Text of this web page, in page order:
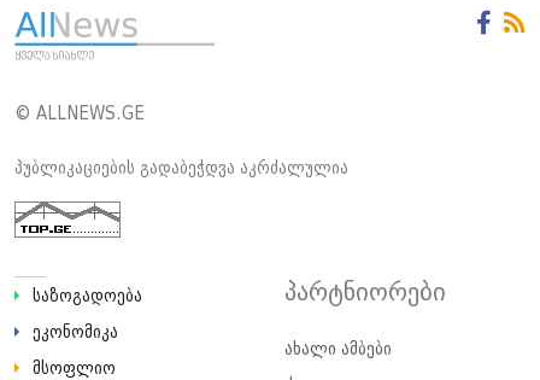
© ALLNEWS.GE
პუბლიკაციების გადაბეჭდვა აკრძალულია
საზოგადოება
ეკონომიკა
მსოფლიო
პარტნიორები
ახალი ამბები